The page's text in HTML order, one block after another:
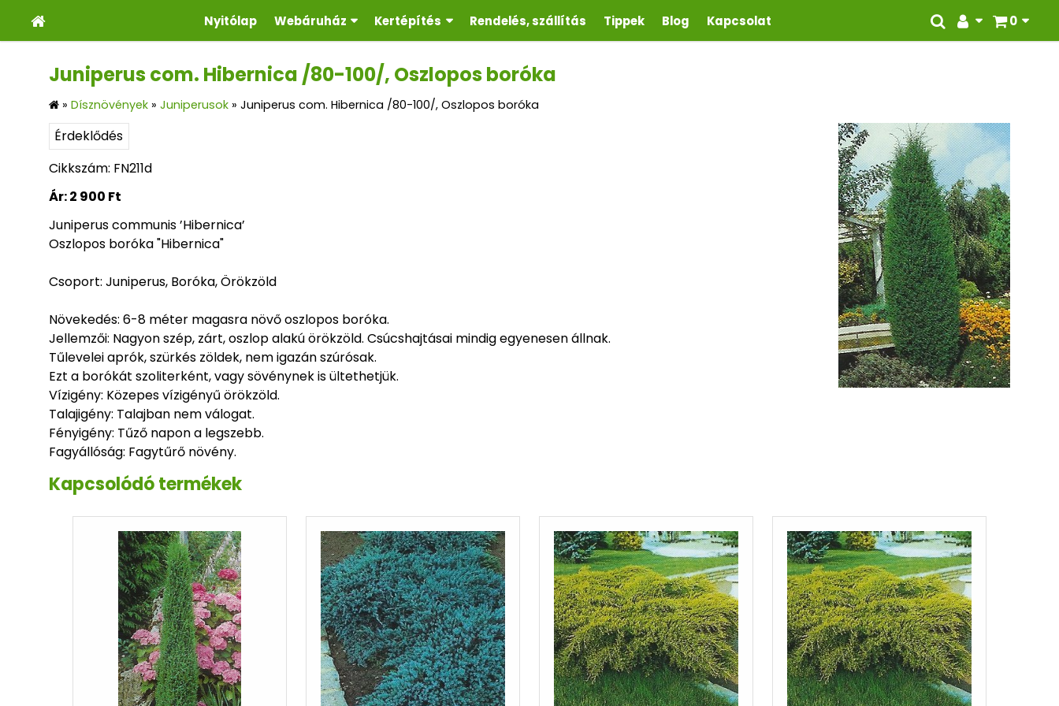
0
Nyitólap Webáruház Kertépítés Rendelés, szállítás Tippek Blog Kapcsolat
Juniperus com. Hibernica /80-100/, Oszlopos boróka
» Dísznövények » Juniperusok » Juniperus com. Hibernica /80-100/, Oszlopos boróka
Érdeklődés
Cikkszám: FN211d
Ár:2 900 Ft
Juniperus communis ’Hibernica’
Oszlopos boróka "Hibernica"
Csoport: Juniperus, Boróka, Örökzöld
Növekedés: 6-8 méter magasra növő oszlopos boróka.
Jellemzői: Nagyon szép, zárt, oszlop alakú örökzöld. Csúcshajtásai mindig egyenesen állnak.
Tűlevelei aprók, szürkés zöldek, nem igazán szúrósak.
Ezt a borókát szoliterként, vagy sövénynek is ültethetjük.
Vízigény: Közepes vízigényű örökzöld.
Talajigény: Talajban nem válogat.
Fényigény: Tűző napon a legszebb.
Fagyállóság: Fagytűrő növény.
Kapcsolódó termékek